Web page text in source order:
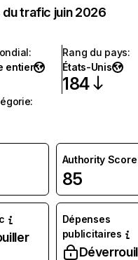
trafic juin 2026
:
entier
Rang du pays:
États-Unis
184
:
Authority Score
85
Dépenses
publicitaires